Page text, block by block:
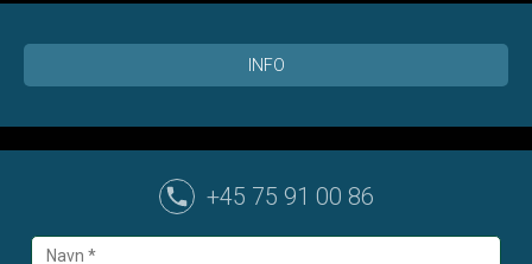
INFO
+45 75 91 00 86